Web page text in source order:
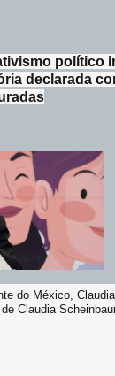
político
declarada
do México,
Claudia